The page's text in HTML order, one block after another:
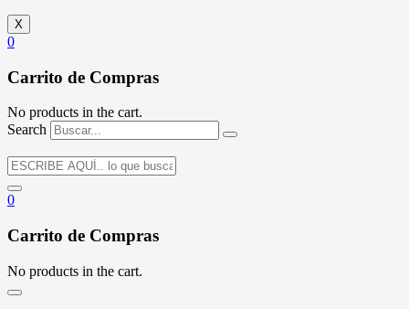
X
0
Carrito de Compras
No products in the cart.
Search
0
Carrito de Compras
No products in the cart.